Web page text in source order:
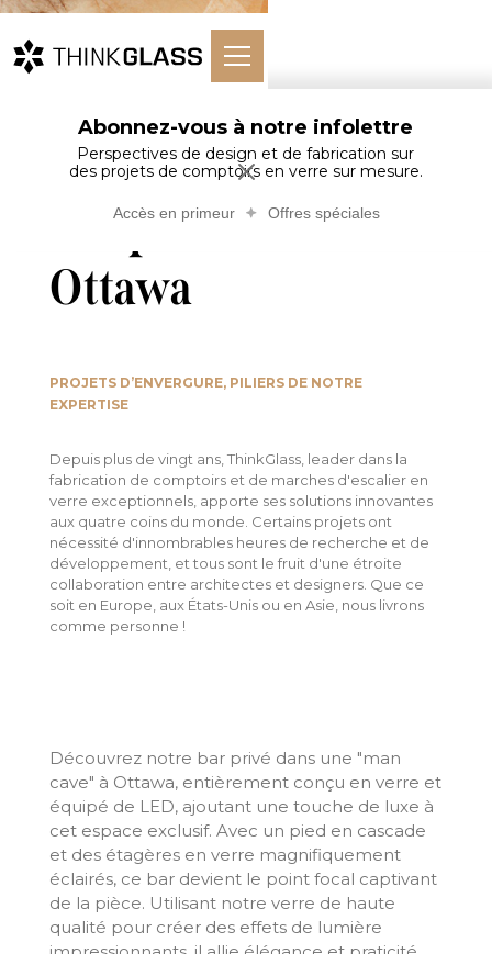
Abonnez-vous à notre infolettre
Perspectives de design et de fabrication sur
des projets de comptoirs en verre sur mesure.
Accès en primeur Offres spéciales
Accueil Comptoirs en verre Bars Bar p…ttawa
Bar privé en verre -
Ottawa
PROJETS D’ENVERGURE, PILIERS DE NOTRE
EXPERTISE
Depuis plus de vingt ans, ThinkGlass, leader dans la
fabrication de comptoirs et de marches d'escalier en
verre exceptionnels, apporte ses solutions innovantes
aux quatre coins du monde. Certains projets ont
nécessité d'innombrables heures de recherche et de
développement, et tous sont le fruit d'une étroite
collaboration entre architectes et designers. Que ce
soit en Europe, aux États-Unis ou en Asie, nous livrons
comme personne !
Découvrez notre bar privé dans une "man
cave" à Ottawa, entièrement conçu en verre et
équipé de LED, ajoutant une touche de luxe à
cet espace exclusif. Avec un pied en cascade
et des étagères en verre magnifiquement
éclairés, ce bar devient le point focal captivant
de la pièce. Utilisant notre verre de haute
qualité pour créer des effets de lumière